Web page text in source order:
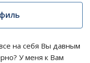
на себя Вы давным
У меня к Вам